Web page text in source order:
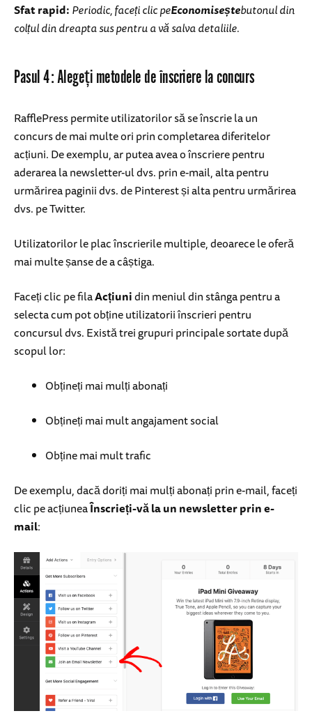
Sfat rapid:Periodic, faceți clic peEconomiseștebutonul din
colțul din dreapta sus pentru a vă salva detaliile.
Pasul 4: Alegeți metodele de înscriere la concurs
RafflePress permite utilizatorilor să se înscrie la un
concurs de mai multe ori prin completarea diferitelor
acțiuni. De exemplu, ar putea avea o înscriere pentru
aderarea la newsletter-ul dvs. prin e-mail, alta pentru
urmărirea paginii dvs. de Pinterest și alta pentru urmărirea
dvs. pe Twitter.
Utilizatorilor le plac înscrierile multiple, deoarece le oferă
mai multe șanse de a câștiga.
Faceți clic pe filaAcțiunidin meniul din stânga pentru a
selecta cum pot obține utilizatorii înscrieri pentru
concursul dvs. Există trei grupuri principale sortate după
scopul lor:
Obțineți mai mulți abonați
Obțineți mai mult angajament social
Obține mai mult trafic
De exemplu, dacă doriți mai mulți abonați prin e-mail, faceți
clic pe acțiuneaÎnscrieți-vă la un newsletter prin e-
mail: